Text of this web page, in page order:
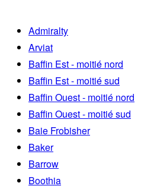
Admiralty
Arviat
Baffin Est - moitié nord
Baffin Est - moitié sud
Baffin Ouest - moitié nord
Baffin Ouest - moitié sud
Baie Frobisher
Baker
Barrow
Boothia